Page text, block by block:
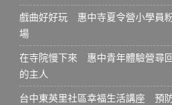
戲曲好好玩 惠中寺夏令營小學員
場
在寺院慢下來 惠中青年體驗營尋
的主人
台中東英里社區幸福生活講座 預